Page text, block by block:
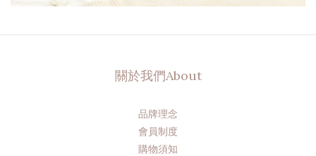
關於我們About
品牌理念
會員制度
購物須知